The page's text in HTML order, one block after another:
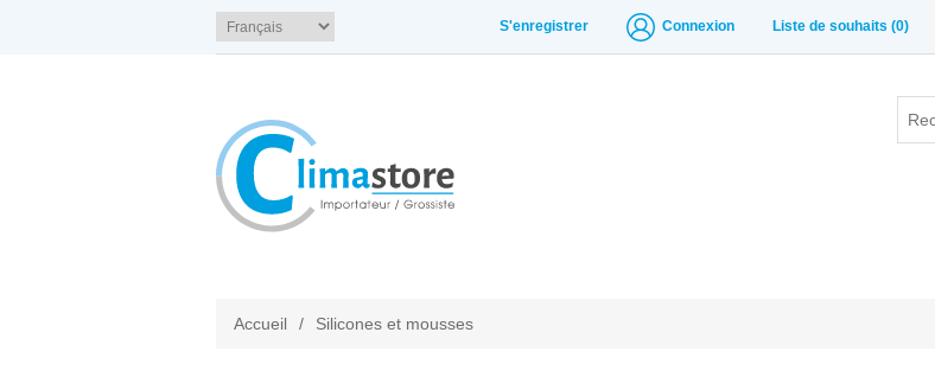
S'enregistrer Connexion Liste de souhaits (0)
Accueil / Silicones et mousses